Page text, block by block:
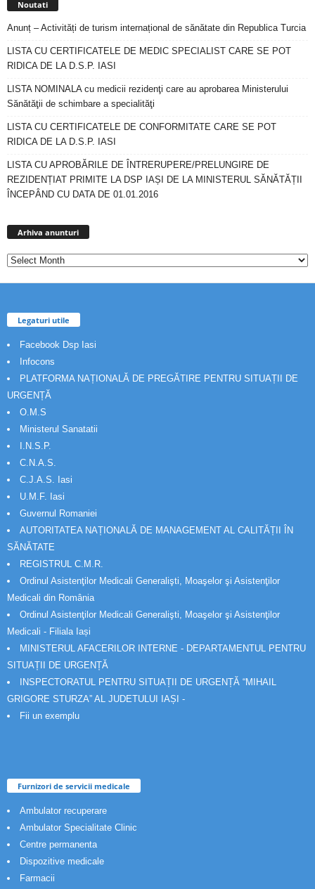
Noutati
Anunț – Activități de turism internațional de sănătate din Republica Turcia
LISTA CU CERTIFICATELE DE MEDIC SPECIALIST CARE SE POT
RIDICA DE LA D.S.P. IASI
LISTA NOMINALA cu medicii rezidenţi care au aprobarea Ministerului
Sănătăţii de schimbare a specialităţi
LISTA CU CERTIFICATELE DE CONFORMITATE CARE SE POT
RIDICA DE LA D.S.P. IASI
LISTA CU APROBĂRILE DE ÎNTRERUPERE/PRELUNGIRE DE
REZIDENȚIAT PRIMITE LA DSP IAȘI DE LA MINISTERUL SĂNĂTĂȚII
ÎNCEPÂND CU DATA DE 01.01.2016
Arhiva anunturi
Legaturi utile
Facebook Dsp Iasi
Infocons
PLATFORMA NAȚIONALĂ DE PREGĂTIRE PENTRU SITUAȚII DE
URGENȚĂ
O.M.S
Ministerul Sanatatii
I.N.S.P.
C.N.A.S.
C.J.A.S. Iasi
U.M.F. Iasi
Guvernul Romaniei
AUTORITATEA NAȚIONALĂ DE MANAGEMENT AL CALITĂȚII ÎN
SĂNĂTATE
REGISTRUL C.M.R.
Ordinul Asistenţilor Medicali Generalişti, Moaşelor şi Asistenţilor
Medicali din România
Ordinul Asistenţilor Medicali Generalişti, Moaşelor şi Asistenţilor
Medicali - Filiala Iași
MINISTERUL AFACERILOR INTERNE - DEPARTAMENTUL PENTRU
SITUAȚII DE URGENȚĂ
INSPECTORATUL PENTRU SITUAȚII DE URGENȚĂ “MIHAIL
GRIGORE STURZA” AL JUDETULUI IAȘI -
Fii un exemplu
Furnizori de servicii medicale
Ambulator recuperare
Ambulator Specialitate Clinic
Centre permanenta
Dispozitive medicale
Farmacii